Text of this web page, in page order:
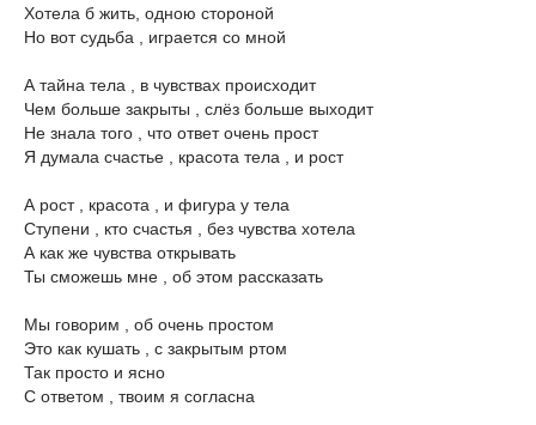
Хотела б жить, одною стороной
Но вот судьба , играется со мной
А тайна тела , в чувствах происходит
Чем больше закрыты , слёз больше выходит
Не знала того , что ответ очень прост
Я думала счастье , красота тела , и рост
А рост , красота , и фигура у тела
Ступени , кто счастья , без чувства хотела
А как же чувства открывать
Ты сможешь мне , об этом рассказать
Мы говорим , об очень простом
Это как кушать , с закрытым ртом
Так просто и ясно
С ответом , твоим я согласна